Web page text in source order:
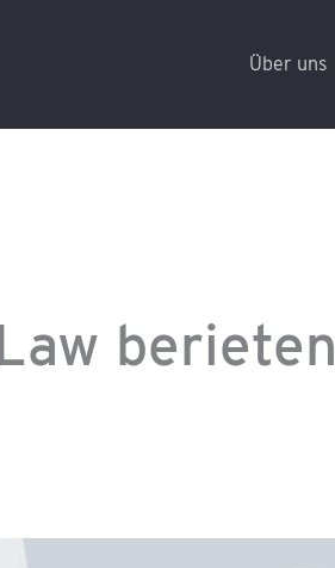
Über uns
berieten